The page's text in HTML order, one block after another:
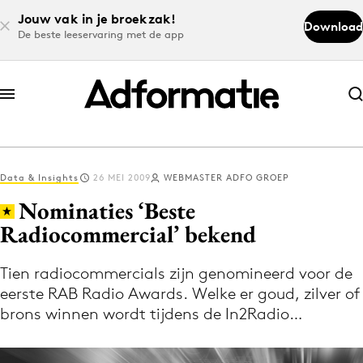
Jouw vak in je broekzak!
De beste leeservaring met de app
Download
Abonneer nu
Abonneer nu
Log in
Volg het laatste nieuws via de Adformatie
Nieuws app
Data & Insights 26 MEI 2009 WEBMASTER ADFO GROEP
Nominaties ‘Beste
Radiocommercial’ bekend
Tien radiocommercials zijn genomineerd voor de
eerste RAB Radio Awards. Welke er goud, zilver of
brons winnen wordt tijdens de In2Radio…